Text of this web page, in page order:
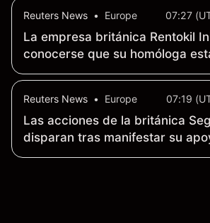
Reuters News • Europe 07:27
La empresa británica Rentokil
conocerse que su homóloga
Rollins, no ha cumplido las
Reuters News • Europe 07:19
Las acciones de la británica
disparan tras manifestar su
oferta de adquisición de 18.8